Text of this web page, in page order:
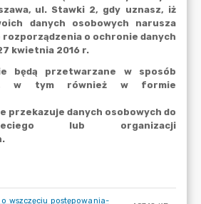
wszczęciu postępowania-